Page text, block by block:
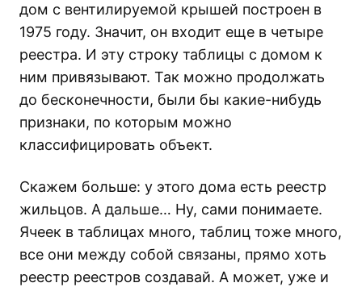
дом с вентилируемой крышей построен в
1975 году. Значит, он входит еще в четыре
реестра. И эту строку таблицы с домом к
ним привязывают. Так можно продолжать
до бесконечности, были бы какие-нибудь
признаки, по которым можно
классифицировать объект.
Скажем больше: у этого дома есть реестр
жильцов. А дальше… Ну, сами понимаете.
Ячеек в таблицах много, таблиц тоже много,
все они между собой связаны, прямо хоть
реестр реестров создавай. А может, уже и